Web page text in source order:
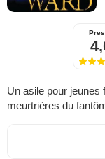
Un asile pour jeunes
meurtrières du